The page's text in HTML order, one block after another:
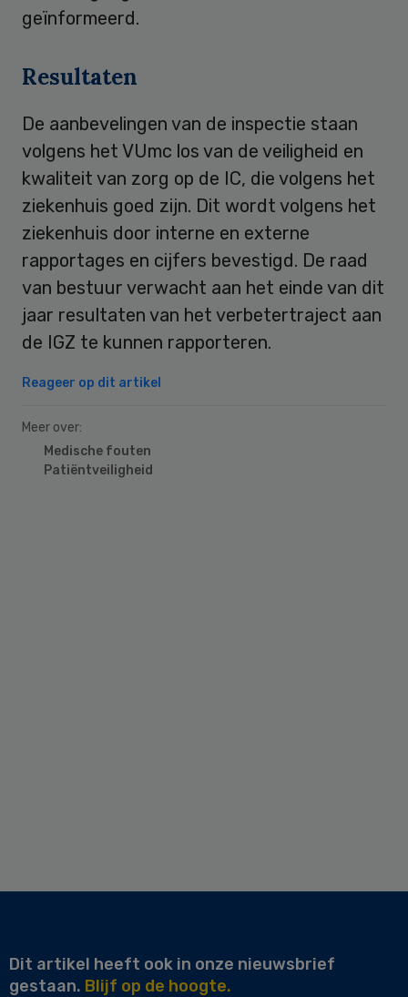
geïnformeerd.
Resultaten
De aanbevelingen van de inspectie staan
volgens het VUmc los van de veiligheid en
kwaliteit van zorg op de IC, die volgens het
ziekenhuis goed zijn. Dit wordt volgens het
ziekenhuis door interne en externe
rapportages en cijfers bevestigd. De raad
van bestuur verwacht aan het einde van dit
jaar resultaten van het verbetertraject aan
de IGZ te kunnen rapporteren.
Reageer op dit artikel
Meer over:
Medische fouten
Patiëntveiligheid
Dit artikel heeft ook in onze nieuwsbrief
gestaan. Blijf op de hoogte.